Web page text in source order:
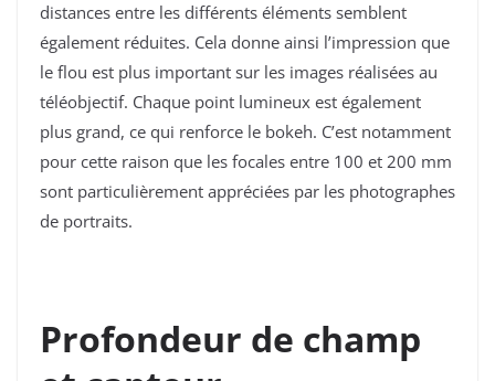
distances entre les différents éléments semblent
également réduites. Cela donne ainsi l’impression que
le flou est plus important sur les images réalisées au
téléobjectif. Chaque point lumineux est également
plus grand, ce qui renforce le bokeh. C’est notamment
pour cette raison que les focales entre 100 et 200 mm
sont particulièrement appréciées par les photographes
de portraits.
Profondeur de champ